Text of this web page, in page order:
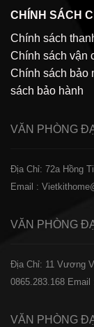
CHÍNH SÁCH
Chính sách
Chính sách vận
Chính sách bảo
sách bảo hành
VĂN PHÒNG
Địa Chỉ: 72a Hồng
Email :
VĂN PHÒNG
Địa Chỉ: 11 Vương
0865.283.168 Email
VĂN PHÒNG